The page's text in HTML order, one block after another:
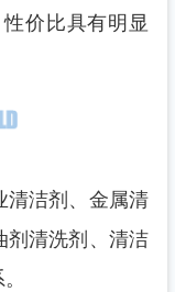
价比具有明显
清洁剂、金属清
剂清洗剂、清洁